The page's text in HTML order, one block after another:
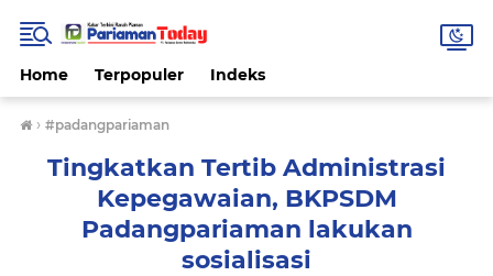
Home Terpopuler Indeks
› #padangpariaman
Tingkatkan Tertib Administrasi
Kepegawaian, BKPSDM
Padangpariaman lakukan
sosialisasi